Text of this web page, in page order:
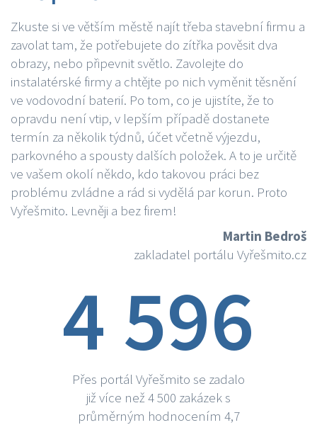
Zkuste si ve větším městě najít třeba stavební firmu a
zavolat tam, že potřebujete do zítřka pověsit dva
obrazy, nebo připevnit světlo. Zavolejte do
instalatérské firmy a chtějte po nich vyměnit těsnění
ve vodovodní baterií. Po tom, co je ujistíte, že to
opravdu není vtip, v lepším případě dostanete
termín za několik týdnů, účet včetně výjezdu,
parkovného a spousty dalších položek. A to je určitě
ve vašem okolí někdo, kdo takovou práci bez
problému zvládne a rád si vydělá par korun. Proto
Vyřešmito. Levněji a bez firem!
Martin Bedroš
zakladatel portálu Vyřešmito.cz
4 596
Přes portál Vyřešmito se zadalo
již více než 4 500 zakázek s
průměrným hodnocením 4,7